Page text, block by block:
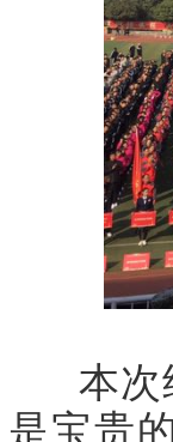
本次
是宝贵